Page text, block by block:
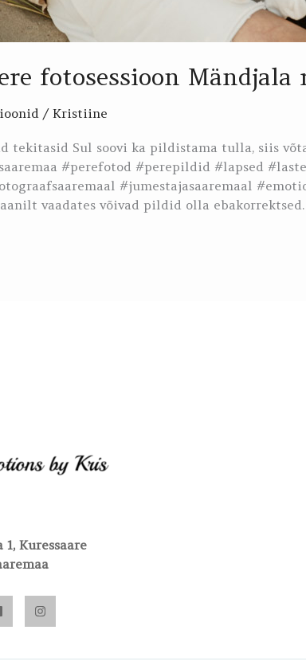
fotosessioon Mändjala
/ Kristiine
tekitasid Sul soovi ka pildistama tulla, siis
#perefotod #perepildid #lapsed
#jumestajasaaremaal
vaadates võivad pildid olla ebakorrektsed.
Kuressaare